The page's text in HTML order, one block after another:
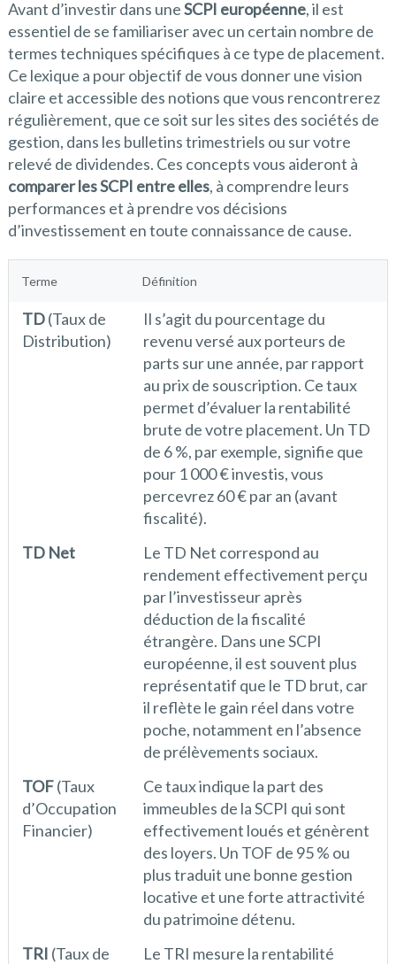
Avant d’investir dans uneSCPI européenne, il est
essentiel de se familiariser avec un certain nombre de
termes techniques spécifiques à ce type de placement.
Ce lexique a pour objectif de vous donner une vision
claire et accessible des notions que vous rencontrerez
régulièrement, que ce soit sur les sites des sociétés de
gestion, dans les bulletins trimestriels ou sur votre
relevé de dividendes. Ces concepts vous aideront à
comparer les SCPI entre elles, à comprendre leurs
performances et à prendre vos décisions
d’investissement en toute connaissance de cause.
Terme Définition
TD(Taux de
Distribution)
Il s’agit du pourcentage du
revenu versé aux porteurs de
parts sur une année, par rapport
au prix de souscription. Ce taux
permet d’évaluer la rentabilité
brute de votre placement. Un TD
de 6 %, par exemple, signifie que
pour 1 000 € investis, vous
percevrez 60 € par an (avant
fiscalité).
TD Net
Le TD Net correspond au
rendement effectivement perçu
par l’investisseur après
déduction de la fiscalité
étrangère. Dans une SCPI
européenne, il est souvent plus
représentatif que le TD brut, car
il reflète le gain réel dans votre
poche, notamment en l’absence
de prélèvements sociaux.
TOF(Taux
d’Occupation
Financier)
Ce taux indique la part des
immeubles de la SCPI qui sont
effectivement loués et génèrent
des loyers. Un TOF de 95 % ou
plus traduit une bonne gestion
locative et une forte attractivité
du patrimoine détenu.
TRI (Taux de
Le TRI mesure la rentabilité